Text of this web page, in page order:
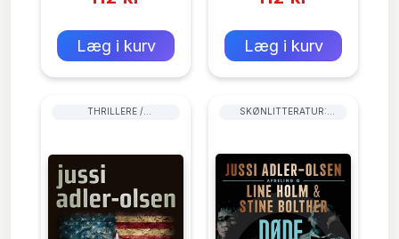
Læg i kurv Læg i kurv
THRILLERE /
SKØNLITTERATUR: